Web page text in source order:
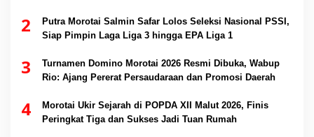
2
Putra Morotai Salmin Safar Lolos Seleksi Nasional PSSI,
Siap Pimpin Laga Liga 3 hingga EPA Liga 1
3
Turnamen Domino Morotai 2026 Resmi Dibuka, Wabup
Rio: Ajang Pererat Persaudaraan dan Promosi Daerah
4
Morotai Ukir Sejarah di POPDA XII Malut 2026, Finis
Peringkat Tiga dan Sukses Jadi Tuan Rumah